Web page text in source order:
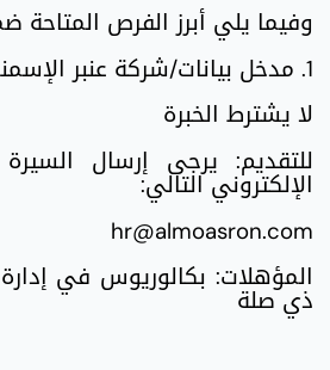
وفيما يلي أبرز الفرص
1. مدخل بيانات/شركة عنبر الإسمنت للنقل
لا يشترط الخبرة
للتقديم: يرجى إرسال السيرة
الإلكتروني التالي:
hr@almoasron.com
المؤهلات: بكالوريوس في
ذي صلة